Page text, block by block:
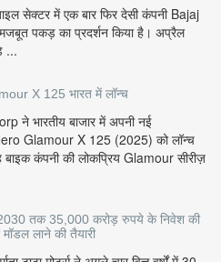
सेक्टर में एक बार फिर देसी कंपनी Bajaj
पकड़ का प्रदर्शन किया है। अप्रैल
...
X 125 भारत में लॉन्च
ने भारतीय बाजार में अपनी नई
Glamour X 125 (2025) को लॉन्च
बाइक कंपनी की लोकप्रिय Glamour सीरीज़
2030 तक 35,000 करोड़ रुपये के निवेश की
लाने की तैयारी